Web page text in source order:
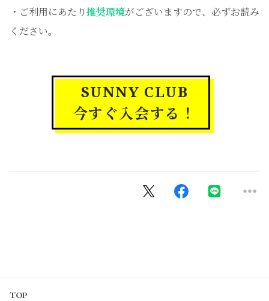
・ご利用にあたり推奨環境がございますので、必ずお読み
ください。
SUNNY CLUB
今すぐ入会する！
TOP